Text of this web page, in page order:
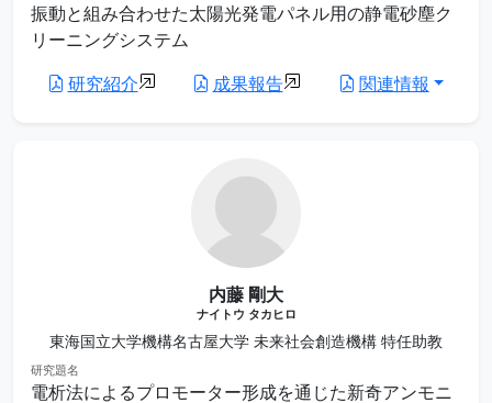
振動と組み合わせた太陽光発電パネル用の静電砂塵ク
リーニングシステム
研究紹介
成果報告 関連情報
内藤 剛大
ナイトウ タカヒロ
東海国立大学機構名古屋大学 未来社会創造機構 特任助教
研究題名
電析法によるプロモーター形成を通じた新奇アンモニ